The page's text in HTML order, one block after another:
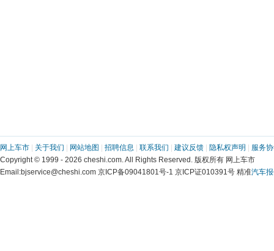
网上车市 关于我们 网站地图 招聘信息 联系我们 建议反馈 隐私权声明
服务
Copyright © 1999 - 2026 cheshi.com. All Rights Reserved. 版权所有 网上车市
Email:bjservice@cheshi.com 京ICP备09041801号-1 京ICP证010391号 精准汽车